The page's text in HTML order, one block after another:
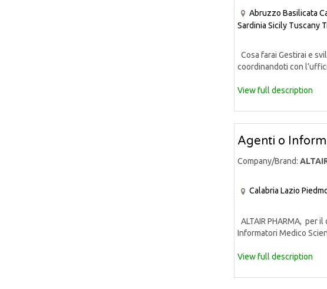
Abruzzo Basilicata
Sardinia Sicily Tuscany
Cosa farai Gestirai e
coordinandoti con
View full description
Agenti o
Company/Brand:
Calabria Lazio
ALTAIR PHARMA, per
Informatori Medico
View full description